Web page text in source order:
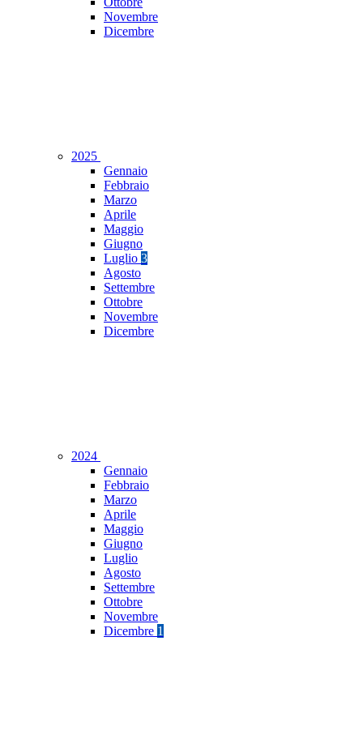
Novembre
Dicembre
2025
Gennaio
Febbraio
Marzo
Aprile
Maggio
Giugno
Luglio 3
Agosto
Settembre
Ottobre
Novembre
Dicembre
2024
Gennaio
Febbraio
Marzo
Aprile
Maggio
Giugno
Luglio
Agosto
Settembre
Ottobre
Novembre
Dicembre 1